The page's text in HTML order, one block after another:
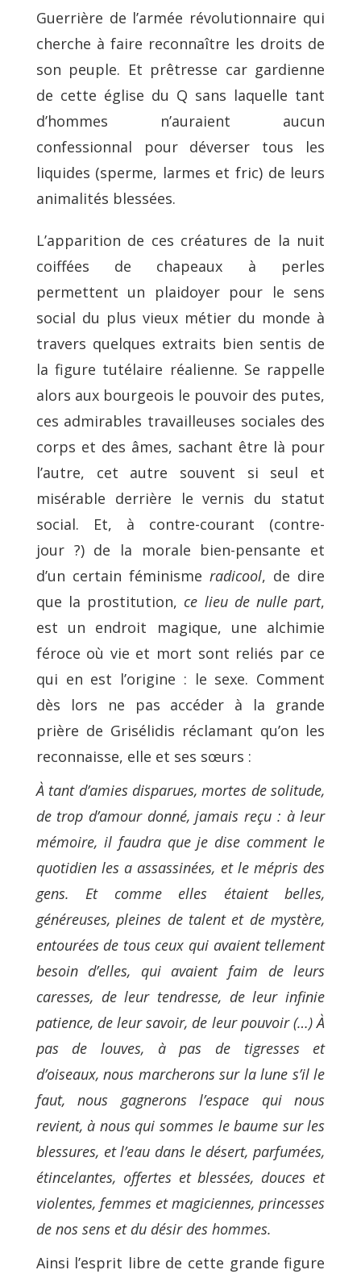
Guerrière de l’armée révolutionnaire qui
cherche à faire reconnaître les droits de
son peuple. Et prêtresse car gardienne
de cette église du Q sans laquelle tant
d’hommes n’auraient aucun
confessionnal pour déverser tous les
liquides (sperme, larmes et fric) de leurs
animalités blessées.
L’apparition de ces créatures de la nuit
coiffées de chapeaux à perles
permettent un plaidoyer pour le sens
social du plus vieux métier du monde à
travers quelques extraits bien sentis de
la figure tutélaire réalienne. Se rappelle
alors aux bourgeois le pouvoir des putes,
ces admirables travailleuses sociales des
corps et des âmes, sachant être là pour
l’autre, cet autre souvent si seul et
misérable derrière le vernis du statut
social. Et, à contre-courant (contre-
jour ?) de la morale bien-pensante et
d’un certain féminismeradicool, de dire
que la prostitution, ce lieu de nulle part,
est un endroit magique, une alchimie
féroce où vie et mort sont reliés par ce
qui en est l’origine : le sexe. Comment
dès lors ne pas accéder à la grande
prière de Grisélidis réclamant qu’on les
reconnaisse, elle et ses sœurs :
À tant d’amies disparues, mortes de solitude,
de trop d’amour donné, jamais reçu : à leur
mémoire, il faudra que je dise comment le
quotidien les a assassinées, et le mépris des
gens. Et comme elles étaient belles,
généreuses, pleines de talent et de mystère,
entourées de tous ceux qui avaient tellement
besoin d’elles, qui avaient faim de leurs
caresses, de leur tendresse, de leur infinie
patience, de leur savoir, de leur pouvoir (…) À
pas de louves, à pas de tigresses et
d’oiseaux, nous marcherons sur la lune s’il le
faut, nous gagnerons l’espace qui nous
revient, à nous qui sommes le baume sur les
blessures, et l’eau dans le désert, parfumées,
étincelantes, offertes et blessées, douces et
violentes, femmes et magiciennes, princesses
de nos sens et du désir des hommes.
Ainsi l’esprit libre de cette grande figure